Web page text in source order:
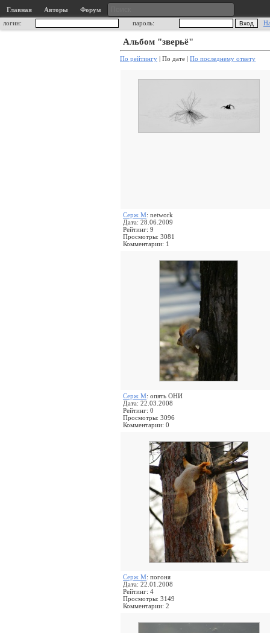
Главная Авторы
Форум
логин:
пароль:
Альбом "зверьё"
По рейтингу | По дате | По последнему ответу
Серж М: network
Дата: 28.06.2009
Рейтинг: 9
Просмотры: 3081
Комментарии: 1
Серж М: опять ОНИ
Дата: 22.03.2008
Рейтинг: 0
Просмотры: 3096
Комментарии: 0
Серж М: погоня
Дата: 22.01.2008
Рейтинг: 4
Просмотры: 3149
Комментарии: 2